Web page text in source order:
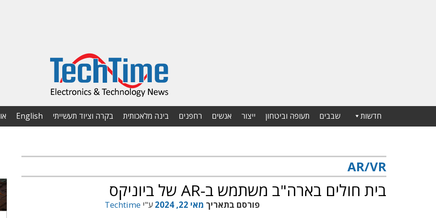
חדשות שבבים תעופה וביטחון ייצור אנשים רחפנים בינה מלאכותית בקרה וציוד תעשייתי English
AR/VR
בית חולים בארה"ב משתמש ב-AR של ביוניקס
פורסם בתאריך מאי 22, 2024 ע"י Techtime